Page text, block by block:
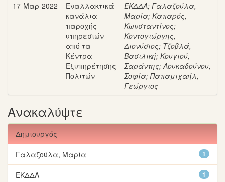
17-Μαρ-2022
Εναλλακτικά
κανάλια
παροχής
υπηρεσιών
από τα
Κέντρα
Εξυπηρέτησης
Πολιτών
ΕΚΔΔΑ; Γαλαζούλα,
Μαρία; Καπαρός,
Κωνσταντίνος;
Κοντογιώργης,
Διονύσιος; Τζοβλά,
Βασιλική; Κουγιού,
Σαράντης;Λουκαδούνου,
Σοφία;Παπαμιχαήλ,
Γεώργιος
Ανακαλύψτε
Δημιουργός
1
Γαλαζούλα, Μαρία
1
ΕΚΔΔΑ